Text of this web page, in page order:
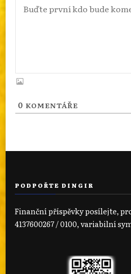
0 KOMENTÁŘE
PODPOŘTE DINGIR
Finanční příspěvky posílejte,
4137600267 / 0100, variabilní